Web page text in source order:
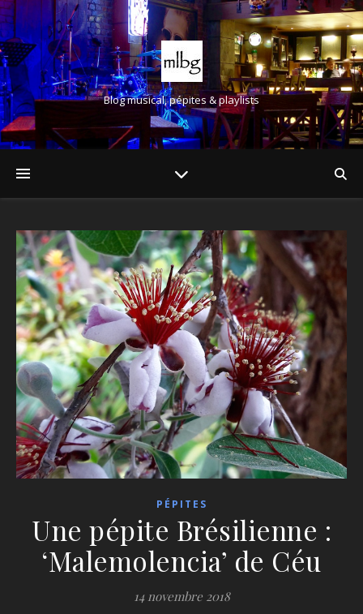
Blog musical, pépites & playlists
PÉPITES
Une pépite Brésilienne :
‘Malemolencia’ de Céu
14 novembre 2018